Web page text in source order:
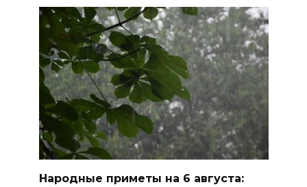
Помощь волонтеров
госпиталям
06 августа 2026 14:16
Проект строительства
хоккейной арены в Ростове
приостановлен, но не закрыт
Народные приметы на 6 августа: